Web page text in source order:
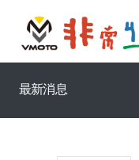
最新消息